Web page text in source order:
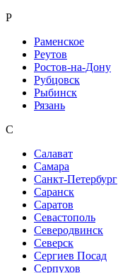
Р
Раменское
Реутов
Ростов-на-Дону
Рубцовск
Рыбинск
Рязань
С
Салават
Самара
Санкт-Петербург
Саранск
Саратов
Севастополь
Северодвинск
Северск
Сергиев Посад
Серпухов